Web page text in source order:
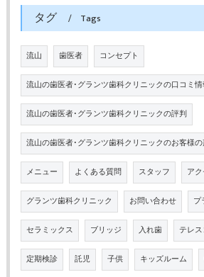
タグ Tags
流山 歯医者 コンセプト
流山の歯医者･グランツ歯科クリニックの口コミ
流山の歯医者･グランツ歯科クリニックの評判
流山の歯医者･グランツ歯科クリニックのお客様
メニュー よくある質問 スタッフ ア
グランツ歯科クリニック お問い合わせ プ
セラミックス ブリッジ 入れ歯 テレ
定期検診 託児 子供 キッズルーム